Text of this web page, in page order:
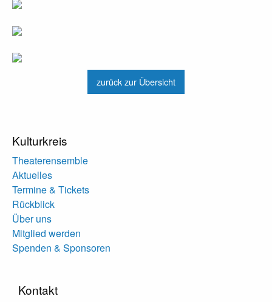
zurück zur Übersicht
Kulturkreis
Theaterensemble
Aktuelles
Termine & Tickets
Rückblick
Über uns
Mitglied werden
Spenden & Sponsoren
Kontakt